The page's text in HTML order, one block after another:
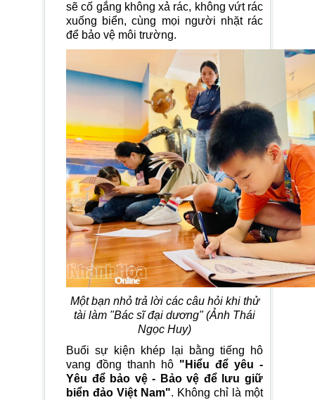
sẽ cố gắng không xả rác, không vứt rác
xuống biển, cùng mọi người nhặt rác
để bảo vệ môi trường.
Một bạn nhỏ trả lời các câu hỏi khi thử
tài làm "Bác sĩ đại dương" (Ảnh Thái
Ngọc Huy)
Buổi sự kiện khép lại bằng tiếng hô
vang đồng thanh hô "Hiểu để yêu -
Yêu để bảo vệ - Bảo vệ để lưu giữ
biển đảo Việt Nam". Không chỉ là một